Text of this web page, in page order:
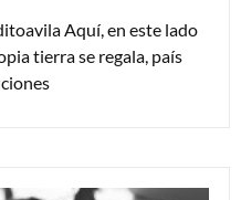
Aquí, en este lado
tierra se regala, país